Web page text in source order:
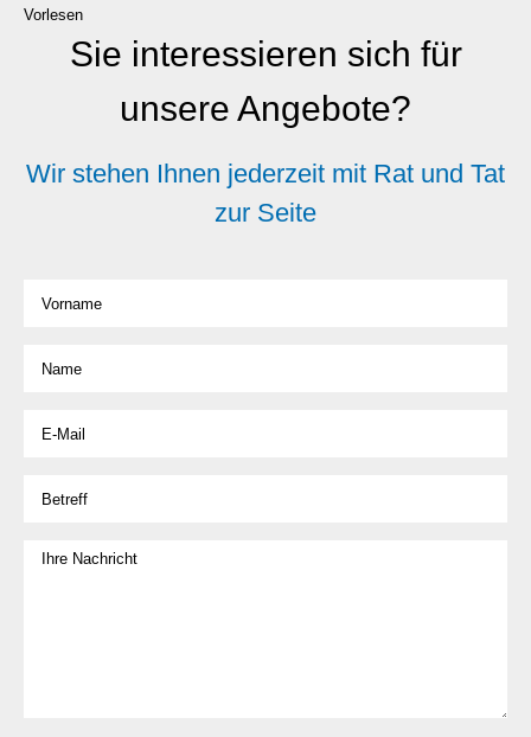
Vorlesen
Sie interessieren sich für
unsere Angebote?
Wir stehen Ihnen jederzeit mit Rat und Tat
zur Seite